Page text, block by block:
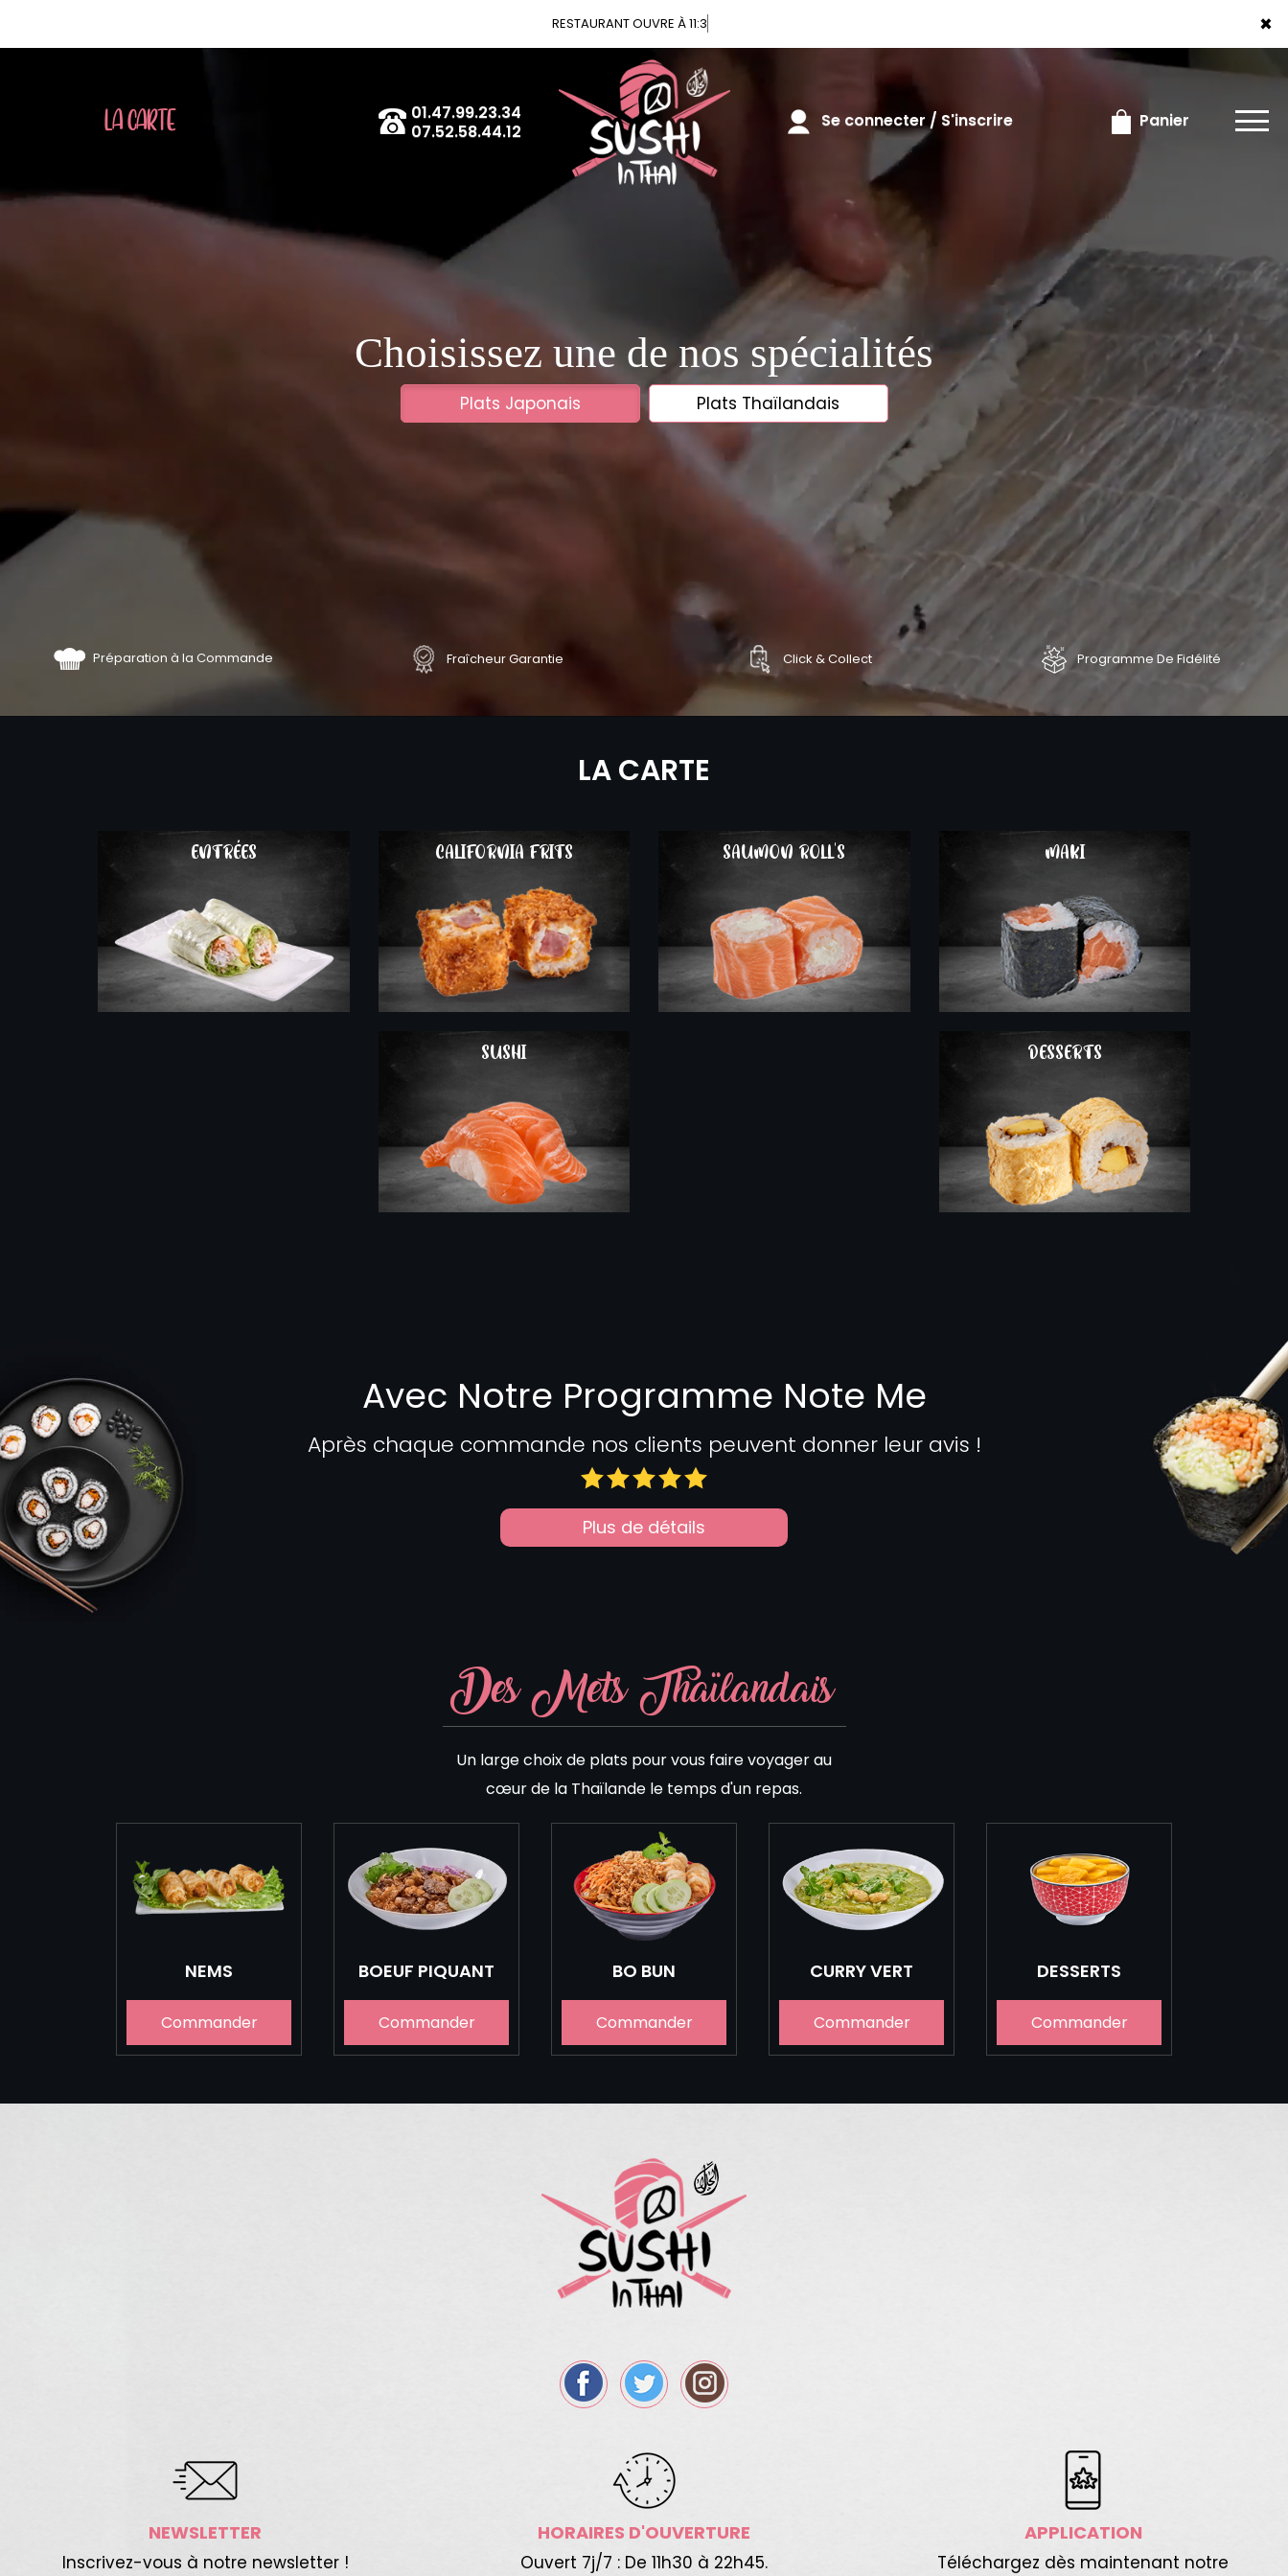
×
RESTAURANT OUVRE À 11:30
LA CARTE
01.47.99.23.34
07.52.58.44.12
Se connecter / S'inscrire Panier
×
Choisissez une de nos spécialités
Plats Japonais Plats Thaïlandais
Préparation à la Commande Fraîcheur Garantie Click & Collect Programme De Fidélité
LA CARTE
ENTRÉES
COMMANDER
CALIFORNIA FRITS
COMMANDER
SAUMON ROLL'S
COMMANDER
MAKI
SUSHI
COMMANDER
DESSERTS
Avec Notre Programme Note Me
Après chaque commande nos clients peuvent donner leur avis !
Plus de détails
Des Mets Thaïlandais
Un large choix de plats pour vous faire voyager au
cœur de la Thaïlande le temps d'un repas.
NEMS
Commander
BOEUF PIQUANT
Commander
BO BUN
Commander
CURRY VERT
Commander
DESSERTS
Commander
NEWSLETTER
Inscrivez-vous à notre newsletter !
HORAIRES D'OUVERTURE
Ouvert 7j/7 : De 11h30 à 22h45.
APPLICATION
Téléchargez dès maintenant notre